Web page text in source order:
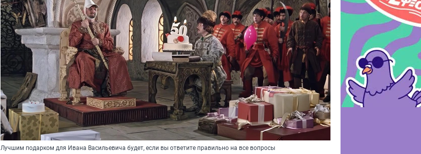
Лучшим подарком для Ивана Васильевича будет, если вы ответите правильно на все вопросы